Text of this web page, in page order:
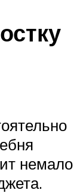
немало